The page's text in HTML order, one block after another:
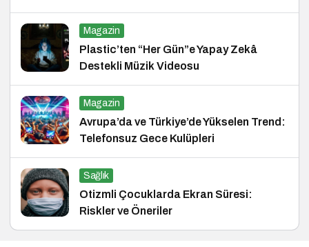
ve Hukuk Konferansı
Magazin
Plastic’ten “Her Gün”e Yapay Zekâ
Destekli Müzik Videosu
Magazin
Avrupa’da ve Türkiye’de Yükselen Trend:
Telefonsuz Gece Kulüpleri
Sağlık
Otizmli Çocuklarda Ekran Süresi:
Riskler ve Öneriler